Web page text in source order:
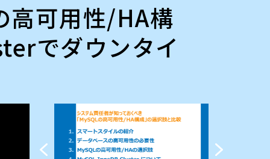
高可用性/HA構
でダウンタイ